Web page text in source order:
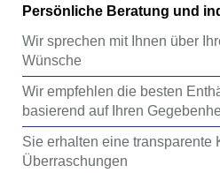
Persönliche Beratung und
Wir sprechen mit Ihnen über
Wünsche
Wir empfehlen die besten
basierend auf Ihren
Sie erhalten eine transparente
Überraschungen